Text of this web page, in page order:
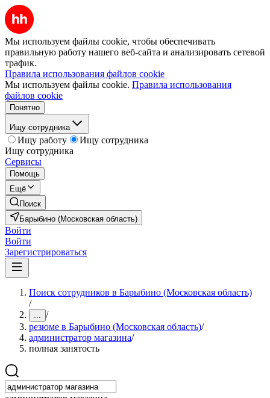
Мы используем файлы cookie, чтобы обеспечивать
правильную работу нашего веб-сайта и анализировать сетевой
трафик.
Правила использования файлов cookie
Мы используем файлы cookie. Правила использования
файлов cookie
Понятно
Ищу сотрудника
Ищу работу
Ищу сотрудника
Ищу сотрудника
Сервисы
Помощь
Ещё
Поиск
Барыбино (Московская область)
Войти
Войти
Зарегистрироваться
Поиск сотрудников в Барыбино (Московская область)
/
... /
резюме в Барыбино (Московская область)/
администратор магазина/
полная занятость